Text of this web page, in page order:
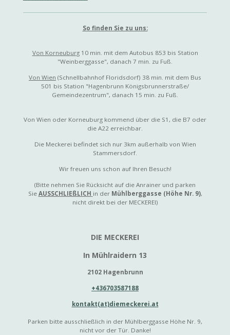
So finden Sie zu uns:
Von Korneuburg10 min. mit dem Autobus 853 bis Station
"Weinberggasse", danach 7 min. zu Fuß.
Von Wien (Schnellbahnhof Floridsdorf) 38 min. mit dem Bus
501 bis Station "Hagenbrunn Königsbrunnerstraße/
Gemeindezentrum", danach 15 min. zu Fuß.
Von Wien oder Korneuburg kommend über die S1, die B7 oder
die A22 erreichbar.
Die Meckerei befindet sich nur 3km außerhalb von Wien
Stammersdorf.
Wir freuen uns schon auf Ihren Besuch!
(Bitte nehmen Sie Rücksicht auf die Anrainer und parken
Sie AUSSCHLIEßLICH in der Mühlberggasse (Höhe Nr. 9),
nicht direkt bei der MECKEREI)
DIE MECKEREI
In Mühlraidern 13
2102 Hagenbrunn
+436703587188
kontakt(at)diemeckerei.at
Parken bitte ausschließlich in der Mühlberggasse Höhe Nr. 9,
nicht vor der Tür. Danke!